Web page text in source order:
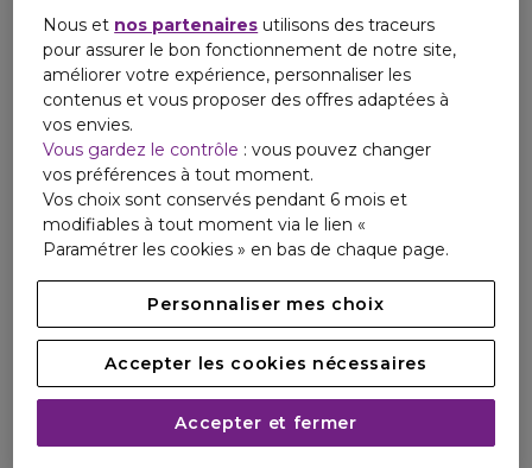
Nous et nos partenaires utilisons des traceurs
pour assurer le bon fonctionnement de notre site,
améliorer votre expérience, personnaliser les
contenus et vous proposer des offres adaptées à
vos envies.
Vous gardez le contrôle : vous pouvez changer
vos préférences à tout moment.
Vos choix sont conservés pendant 6 mois et
modifiables à tout moment via le lien «
Paramétrer les cookies » en bas de chaque page.
Personnaliser mes choix
Accepter les cookies nécessaires
Accepter et fermer